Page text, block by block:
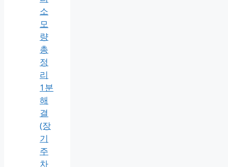
소
모
량
총
정
리
1분
해
결
(장
기
주
차